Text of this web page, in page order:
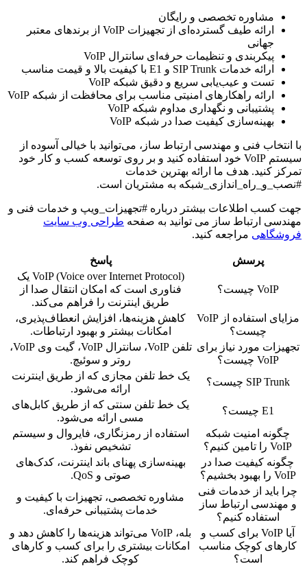
مشاوره تخصصی و رایگان
ارائه طیف گسترده‌ای از تجهیزات VoIP از برندهای معتبر
جهانی
پیکربندی و تنظیمات حرفه‌ای سانترال VoIP
ارائه خدمات SIP Trunk و E1 با کیفیت بالا و قیمت مناسب
تست و عیب‌یابی سریع و دقیق شبکه VoIP
ارائه راهکارهای امنیتی مناسب برای محافظت از شبکه VoIP
پشتیبانی و نگهداری مداوم شبکه VoIP
بهینه‌سازی کیفیت صدا در شبکه VoIP
با انتخاب فنی و مهندسی ارتباط ساز، می‌توانید با خیالی آسوده از
سیستم VoIP خود استفاده کنید و بر روی توسعه کسب و کار خود
تمرکز کنید. هدف ما ارائه بهترین خدمات
#نصب_و_راه_اندازی_شبکه به مشتریان است.
جهت کسب اطلاعات بیشتر درباره #تجهیزات_ویپ و خدمات فنی و
مهندسی ارتباط ساز می توانید به صفحه طراحی وب سایت
فروشگاهی مراجعه کنید.
پرسش پاسخ
VoIP چیست؟
VoIP (Voice over Internet Protocol) یک
فناوری است که امکان انتقال صدا از
طریق اینترنت را فراهم می‌کند.
مزایای استفاده از VoIP
چیست؟
کاهش هزینه‌ها، افزایش انعطاف‌پذیری،
امکانات بیشتر و بهبود ارتباطات.
تجهیزات مورد نیاز برای
VoIP چیست؟
تلفن VoIP، سانترال VoIP، گیت وی VoIP،
روتر و سوئیچ.
SIP Trunk چیست؟
یک خط تلفن مجازی که از طریق اینترنت
ارائه می‌شود.
E1 چیست؟
یک خط تلفن سنتی که از طریق کابل‌های
مسی ارائه می‌شود.
چگونه امنیت شبکه
VoIP را تامین کنیم؟
استفاده از رمزنگاری، فایروال و سیستم
تشخیص نفوذ.
چگونه کیفیت صدا در
VoIP را بهبود بخشیم؟
بهینه‌سازی پهنای باند اینترنت، کدک‌های
صوتی و QoS.
چرا باید از خدمات فنی
و مهندسی ارتباط ساز
استفاده کنیم؟
مشاوره تخصصی، تجهیزات با کیفیت و
خدمات پشتیبانی حرفه‌ای.
آیا VoIP برای کسب و
کارهای کوچک مناسب
است؟
بله، VoIP می‌تواند هزینه‌ها را کاهش دهد و
امکانات بیشتری را برای کسب و کارهای
کوچک فراهم کند.